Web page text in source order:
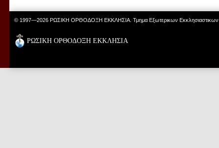
© 1997—2026 ΡΩΣΙΚΗ ΟΡΘΟΔΟΞΗ ΕΚΚΛΗΣΙΑ. Τμημα Εξωτερικων
ΡΩΣΙΚΗ ΟΡΘΟΔΟΞΗ ΕΚΚΛΗΣΙΑ